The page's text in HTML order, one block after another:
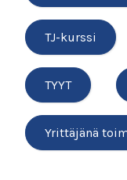
TJ-kurssi
TYYT
Yrittäjänä